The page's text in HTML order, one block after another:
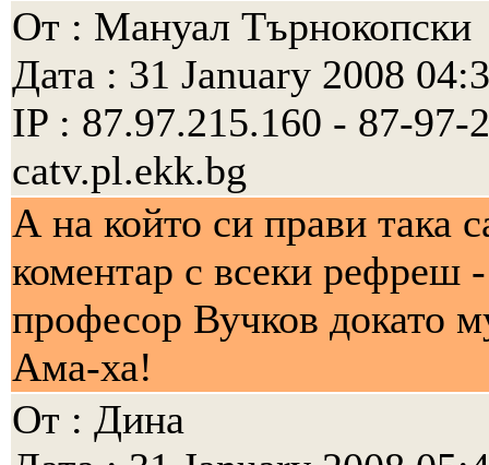
От : Мануал Търнокопски
Дата : 31 January 2008
IP : 87.97.215.160 - 87-97-
catv.pl.ekk.bg
А на който си прави така
коментар с всеки рефреш
професор Вучков докато
Ама-ха!
От : Дина